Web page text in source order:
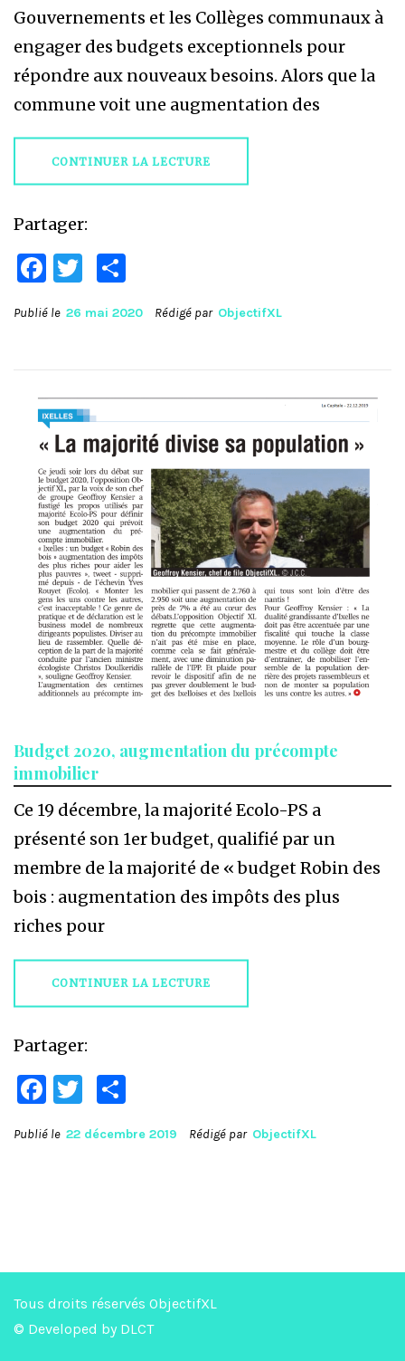
Gouvernements et les Collèges communaux à
engager des budgets exceptionnels pour
répondre aux nouveaux besoins. Alors que la
commune voit une augmentation des
CONTINUER LA LECTURE
Partager:
Facebook
Twitter
Publié le 26 mai 2020 Rédigé par ObjectifXL
Budget 2020, augmentation du précompte
immobilier
Ce 19 décembre, la majorité Ecolo-PS a
présenté son 1er budget, qualifié par un
membre de la majorité de « budget Robin des
bois : augmentation des impôts des plus
riches pour
CONTINUER LA LECTURE
Partager:
Facebook
Twitter
Publié le 22 décembre 2019 Rédigé par ObjectifXL
Tous droits réservés ObjectifXL
© Developed by DLCT